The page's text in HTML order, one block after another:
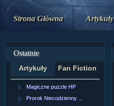
Strona Główna Artykuły
Ostatnie
Artykuły Fan Fiction
Magiczne puzzle HP
Prorok Niecodzienny ...